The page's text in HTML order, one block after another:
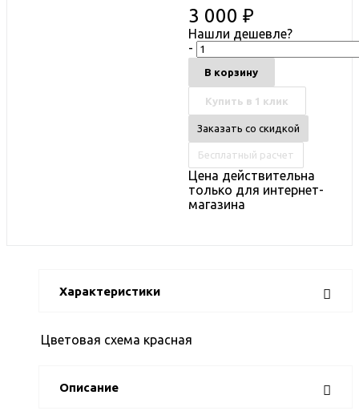
3 000 ₽
Нашли дешевле?
-
В корзину
Купить в 1 клик
Заказать со скидкой
Бесплатный расчет
Цена действительна
только для интернет-
магазина
Характеристики
Цветовая схема красная
Описание